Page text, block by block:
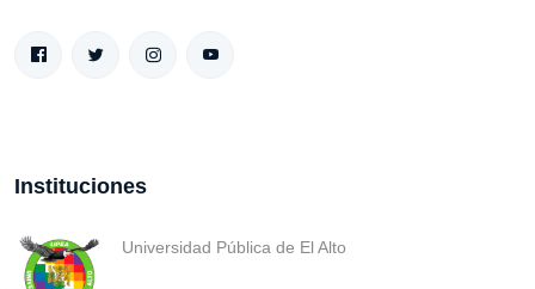
Instituciones
Universidad Pública de El Alto